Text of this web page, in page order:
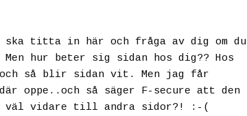
titta in här och fråga av dig om du
hur beter sig sidan hos dig?? Hos
och så blir sidan vit. Men jag får
oppe..och så säger F-secure att den
väl vidare till andra sidor?! :-(